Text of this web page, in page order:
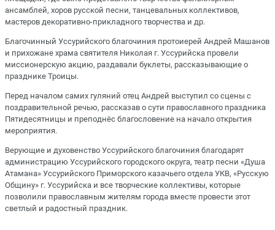
ансамблей, хоров русской песни, танцевальных коллективов,
мастеров декоративно-прикладного творчества и др.
Благочинный Уссурийского благочиния протоиерей Андрей Машанов
и прихожане храма святителя Николая г. Уссурийска провели
миссионерскую акцию, раздавали буклеты, рассказывающие о
празднике Троицы.
Перед началом самих гуляний отец Андрей выступил со сцены с
поздравительной речью, рассказав о сути православного праздника
Пятидесятницы и преподнёс благословение на начало открытия
мероприятия.
Верующие и духовенство Уссурийского благочиния благодарят
администрацию Уссурийского городского округа, театр песни «Душа
Атамана» Уссурийского Приморского казачьего отдела УКВ, «Русскую
Общину» г. Уссурийска и все творческие коллективы, которые
позволили православным жителям города вместе провести этот
светлый и радостный праздник.